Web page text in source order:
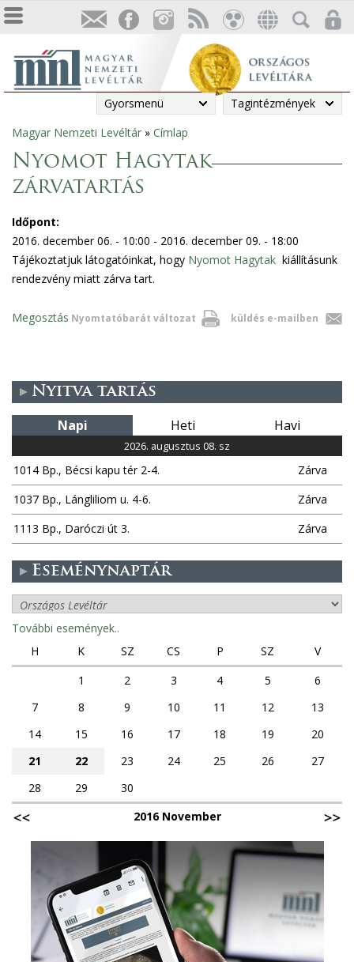
Gyorsmenü Tagintézmények
Jelenlegi
hely
Magyar Nemzeti Levéltár » Címlap
Nyomot Hagytak
zárvatartás
Időpont:
2016. december 06. - 10:00 - 2016. december 09. - 18:00
Tájékoztatjuk látogatóinkat, hogy Nyomot Hagytak kiállításunk
rendezvény miatt zárva tart.
Nyomtatóbarát változat küldés e-mailben
Megosztás
Nyitva tartás
Napi Heti Havi
2026. augusztus 08. sz
1014 Bp., Bécsi kapu tér 2-4.
Zárva
1037 Bp., Lángliliom u. 4-6.
Zárva
1113 Bp., Daróczi út 3.
Zárva
Eseménynaptár
További események..
H
K SZ CS P SZ
V
1
2 3 4 5
6
7
8 9 10 11 12
13
14
15 16 17 18 19
20
21
22 23 24 25 26
27
28
29
30
2016 November